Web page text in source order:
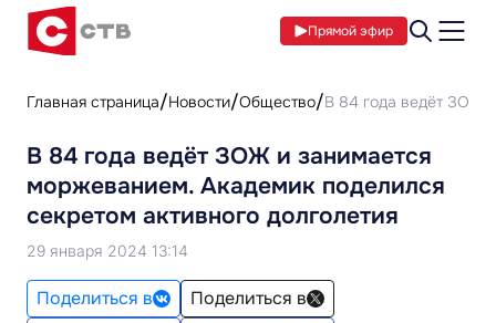
Прямой эфир
Главная страница Новости Общество В 84 года ведёт ЗОЖ и
В 84 года ведёт ЗОЖ и занимается
моржеванием. Академик поделился
секретом активного долголетия
29 января 2024 13:14
Поделиться в
Поделиться в